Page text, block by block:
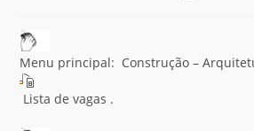
Menu principal: Construção –
Lista de vagas .